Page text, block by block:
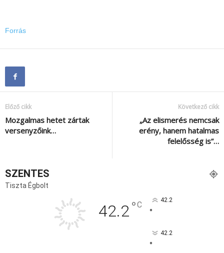
Forrás
Előző cikk
Mozgalmas hetet zártak
versenyzőink…
Következő cikk
„Az elismerés nemcsak
erény, hanem hatalmas
felelősség is”…
SZENTES
Tiszta Égbolt
42.2°C 42.2
°
42.2
°